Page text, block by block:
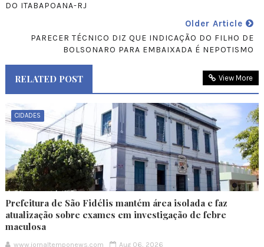
DO ITABAPOANA-RJ
Older Article
PARECER TÉCNICO DIZ QUE INDICAÇÃO DO FILHO DE
BOLSONARO PARA EMBAIXADA É NEPOTISMO
RELATED POST View More
CIDADES
Prefeitura de São Fidélis mantém área isolada e faz
atualização sobre exames em investigação de febre
maculosa
www.jornaltemponews.com Aug 06, 2026